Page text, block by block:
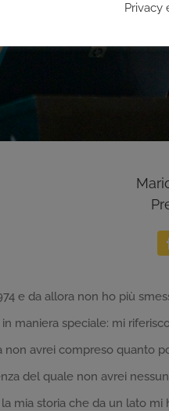
e da allora non ho più
maniera speciale: mi
avrei compreso quanto
del quale non avrei
mia storia che da un lato
Privacy